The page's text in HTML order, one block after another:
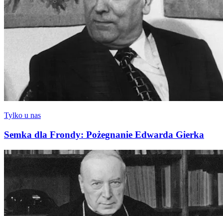
Tylko u nas
Semka dla Frondy: Pożegnanie Edwarda Gierka